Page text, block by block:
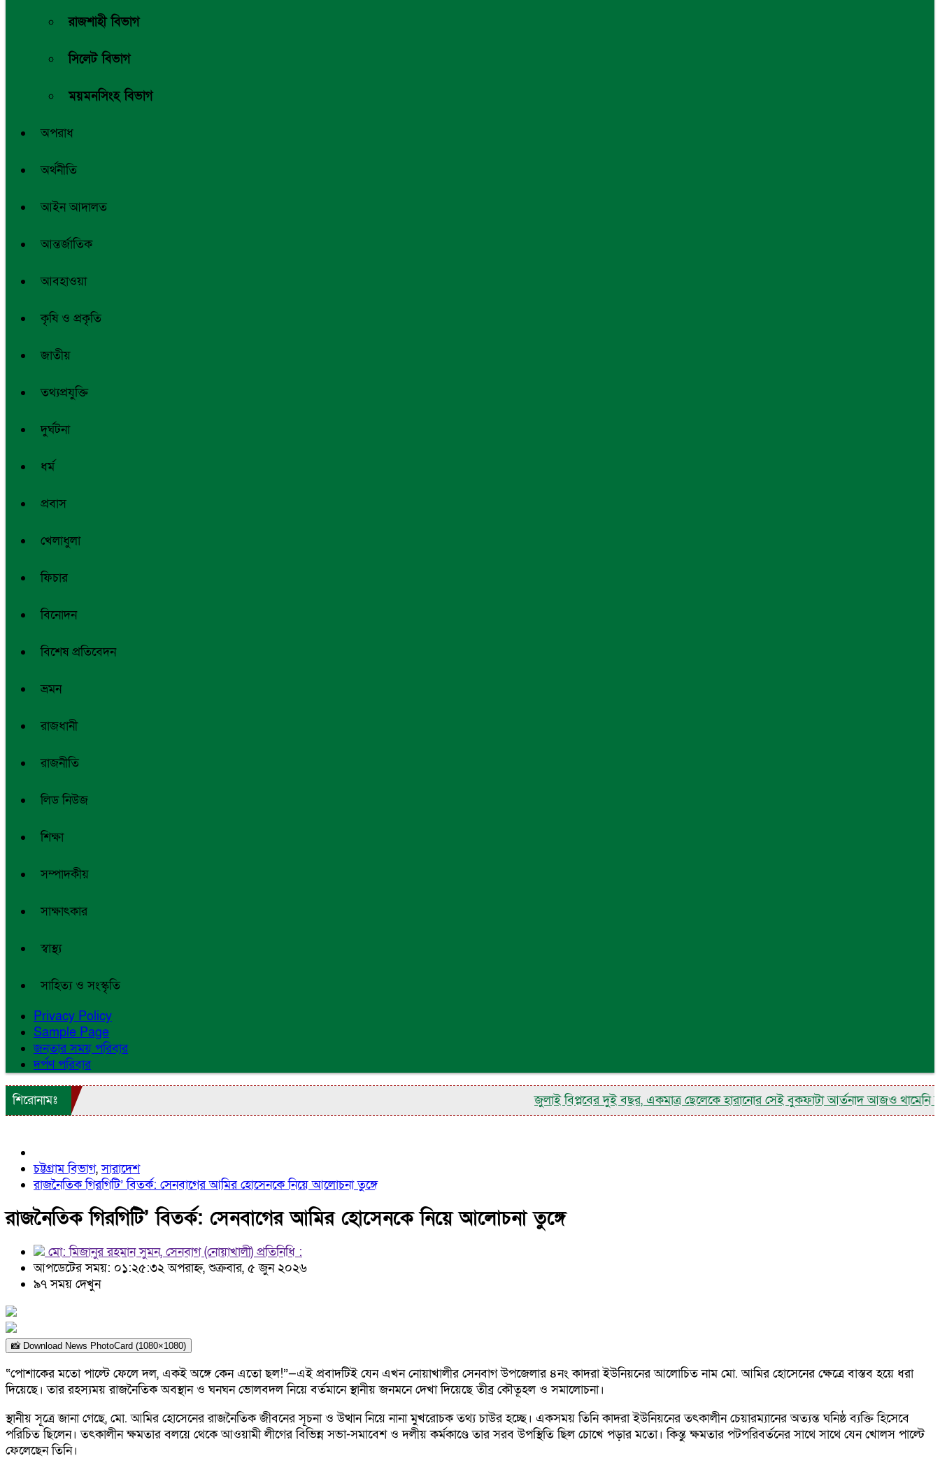
রাজশাহী বিভাগ
সিলেট বিভাগ
ময়মনসিংহ বিভাগ
অপরাধ
অর্থনীতি
আইন আদালত
আন্তর্জাতিক
আবহাওয়া
কৃষি ও প্রকৃতি
জাতীয়
তথ্যপ্রযুক্তি
দুর্ঘটনা
ধর্ম
প্রবাস
খেলাধুলা
ফিচার
বিনোদন
বিশেষ প্রতিবেদন
ভ্রমন
রাজধানী
রাজনীতি
লিড নিউজ
শিক্ষা
সম্পাদকীয়
সাক্ষাৎকার
স্বাস্থ্য
সাহিত্য ও সংস্কৃতি
Privacy Policy
Sample Page
জনতার সময় পরিবার
দর্পণ পরিবার
শিরোনামঃ জুলাই বিপ্লবের দুই বছর, একমাত্র ছেলেকে হারানোর সেই বুকফাটা আর্তনাদ আজও থামেনি বাবা
চট্টগ্রাম বিভাগ,সারাদেশ
রাজনৈতিক গিরগিটি’ বিতর্ক: সেনবাগের আমির হোসেনকে নিয়ে আলোচনা তুঙ্গে
রাজনৈতিক গিরগিটি’ বিতর্ক: সেনবাগের আমির হোসেনকে নিয়ে আলোচনা তুঙ্গে
মো: মিজানুর রহমান সুমন, সেনবাগ (নোয়াখালী) প্রতিনিধি :
আপডেটের সময়: ০১:২৫:৩২ অপরাহ্ন, শুক্রবার, ৫ জুন ২০২৬
৯৭ সময় দেখুন
📸 Download News PhotoCard (1080×1080)
“পোশাকের মতো পাল্টে ফেলে দল, একই অঙ্গে কেন এতো ছল!”—এই প্রবাদটিই যেন এখন নোয়াখালীর সেনবাগ উপজেলার ৪নং কাদরা ইউনিয়নের আলোচিত নাম মো. আমির হোসেনের ক্ষেত্রে বাস্তব হয়ে ধরা
দিয়েছে। তার রহস্যময় রাজনৈতিক অবস্থান ও ঘনঘন ভোলবদল নিয়ে বর্তমানে স্থানীয় জনমনে দেখা দিয়েছে তীব্র কৌতূহল ও সমালোচনা।
​স্থানীয় সূত্রে জানা গেছে, মো. আমির হোসেনের রাজনৈতিক জীবনের সূচনা ও উত্থান নিয়ে নানা মুখরোচক তথ্য চাউর হচ্ছে। একসময় তিনি কাদরা ইউনিয়নের তৎকালীন চেয়ারম্যানের অত্যন্ত ঘনিষ্ঠ ব্যক্তি হিসেবে
পরিচিত ছিলেন। তৎকালীন ক্ষমতার বলয়ে থেকে আওয়ামী লীগের বিভিন্ন সভা-সমাবেশ ও দলীয় কর্মকাণ্ডে তার সরব উপস্থিতি ছিল চোখে পড়ার মতো। কিন্তু ক্ষমতার পটপরিবর্তনের সাথে সাথে যেন খোলস পাল্টে
ফেলেছেন তিনি।